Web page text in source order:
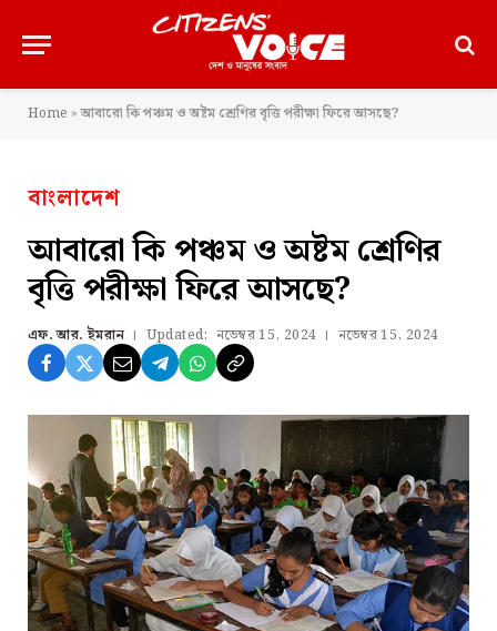
Home »আবারো কি পঞ্চম ও অষ্টম শ্রেণির ‌বৃত্তি পরীক্ষা ফিরে আসছে?
বাংলাদেশ
আবারো কি পঞ্চম ও অষ্টম শ্রেণির
‌বৃত্তি পরীক্ষা ফিরে আসছে?
এফ. আর. ইমরান Updated: নভেম্বর 15, 2024 নভেম্বর 15, 2024